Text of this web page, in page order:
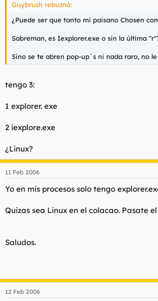
Guybrush rebuznó:
¿Puede ser que tanto mi paisano Chosen
Sabreman, es Iexplorer.exe o sin la última
Sino se te abren pop-up´s ni nada raro, no
tengo 3:
1 explorer. exe
2 iexplore.exe
¿Linux?
11 Feb 2006
Yo en mis procesos solo tengo
Quizas sea Linux en el colacao. Pasate
Saludos.
12 Feb 2006